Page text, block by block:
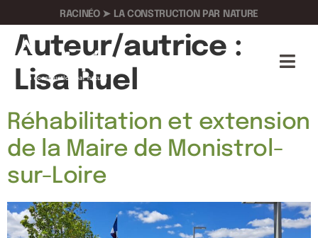
RACINÉO ➤ LA CONSTRUCTION PAR NATURE
Auteur/autrice :
Lisa Ruel
Réhabilitation et extension
de la Maire de Monistrol-
sur-Loire